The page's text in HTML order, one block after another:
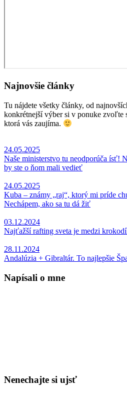
Najnovšie články
Tu nájdete všetky články, od
konkrétnejší výber si v ponuke zvoľte
ktorá vás zaujíma.
24.05.2025
Naše ministerstvo tu neodporúča ísť!
by ste o ňom mali vedieť
24.05.2025
Kuba – známy „raj“, ktorý mi príde
Nechápem, ako sa tu dá žiť
03.12.2024
Najťažší rafting sveta je medzi
28.11.2024
Andalúzia + Gibraltár. To najlepšie
Napísali o mne
Nenechajte si ujsť